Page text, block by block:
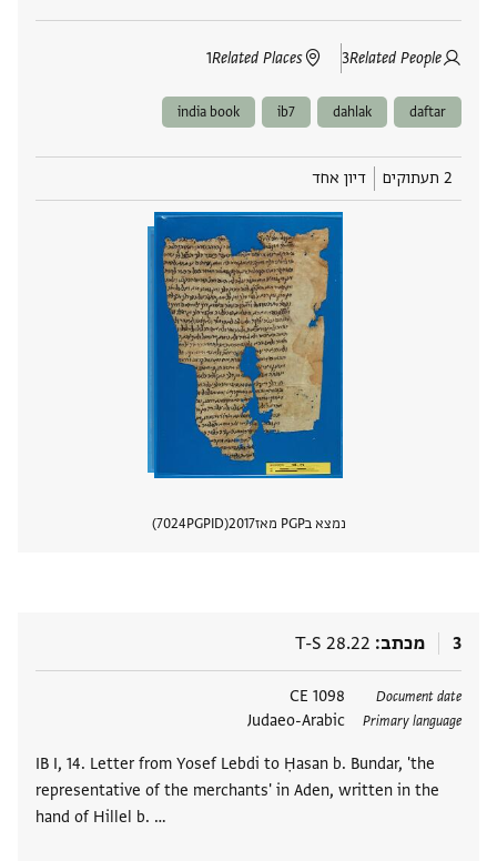
Related People
3
Related Places
1
daftar
dahlak
ib7
india book
2 תעתוקים דיון אחד
נמצא בPGP מאז 2017
PGPID
7024
3 מכתב T-S 28.22
Document date
1098 CE
Primary language
Judaeo-Arabic
IB I, 14. Letter from Yosef Lebdi to Ḥasan b. Bundar, 'the
representative of the merchants' in Aden, written in the
hand of Hillel b. …
תגים